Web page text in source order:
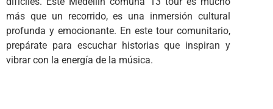
más que un recorrido, es una inmersión cultural
profunda y emocionante. En este tour comunitario,
prepárate para escuchar historias que inspiran y
vibrar con la energía de la música.